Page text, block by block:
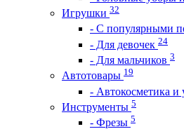
Игрушки 32
- С популярными
- Для девочек 24
- Для мальчиков 3
Автотовары 19
- Автокосметика и
Инструменты 5
- Фрезы 5